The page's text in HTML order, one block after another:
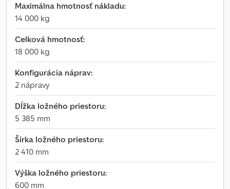
Maximálna hmotnosť nákladu:
14 000 kg
Celková hmotnosť:
18 000 kg
Konfigurácia náprav:
2 nápravy
Dĺžka ložného priestoru:
5 385 mm
Šírka ložného priestoru:
2 410 mm
Výška ložného priestoru:
600 mm